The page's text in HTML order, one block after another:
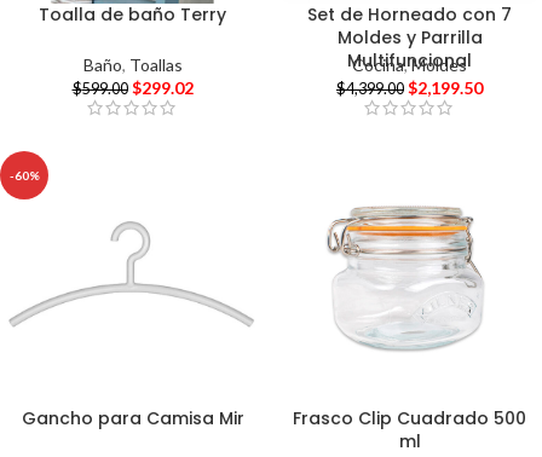
Toalla de baño Terry
Baño, Toallas
$599.00 $299.02
Set de Horneado con 7
Moldes y Parrilla
Multifuncional
Cocina,Moldes
$4,399.00 $2,199.50
-60%
Gancho para Camisa Mir
Frasco Clip Cuadrado 500
ml